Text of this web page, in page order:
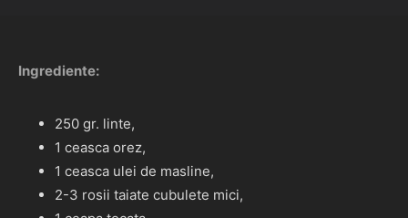
Ingrediente:
250 gr. linte,
1 ceasca orez,
1 ceasca ulei de masline,
2-3 rosii taiate cubulete mici,